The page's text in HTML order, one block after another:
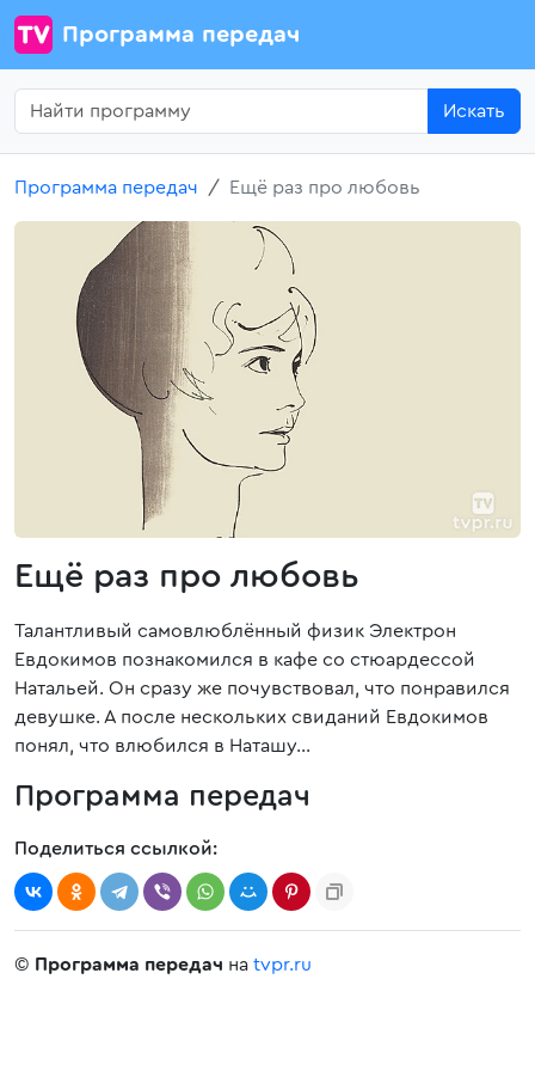
Программа передач
Искать
Программа передач Ещё раз про любовь
Ещё раз про любовь
Талантливый самовлюблённый физик Электрон
Евдокимов познакомился в кафе со стюардессой
Натальей. Он сразу же почувствовал, что понравился
девушке. А после нескольких свиданий Евдокимов
понял, что влюбился в Наташу…
Программа передач
Поделиться ссылкой:
© Программа передач на tvpr.ru